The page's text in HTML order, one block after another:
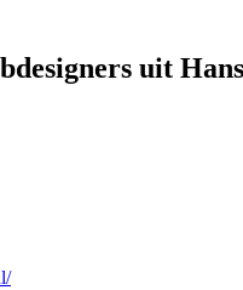
uit